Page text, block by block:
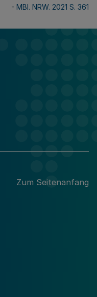
- MBl. NRW. 2021 S. 361
Zum Seitenanfang